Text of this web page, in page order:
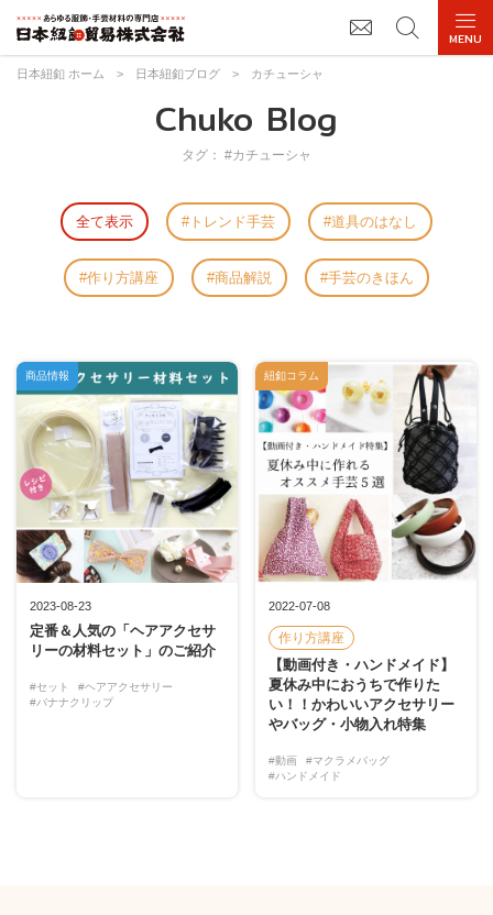
日本紐釦 ホーム > 日本紐釦ブログ > カチューシャ
Chuko Blog
タグ： #カチューシャ
全て表示 トレンド手芸 道具のはなし
作り方講座 商品解説 手芸のきほん
2023-08-23
定番＆人気の「ヘアアクセサ
リーの材料セット」のご紹介
#セット
#ヘアアクセサリー
#バナナクリップ
商品情報
2022-07-08
作り方講座
【動画付き・ハンドメイド】
夏休み中におうちで作りた
い！！かわいいアクセサリー
やバッグ・小物入れ特集
#動画
#マクラメバッグ
#ハンドメイド
紐釦コラム